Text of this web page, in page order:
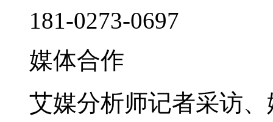
181-0273-0697
媒体合作
艾媒分析师记者采访